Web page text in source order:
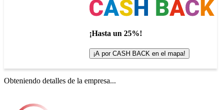
¡Hasta un 25%!
¡A por CASH BACK en el mapa!
Obteniendo detalles de la empresa...